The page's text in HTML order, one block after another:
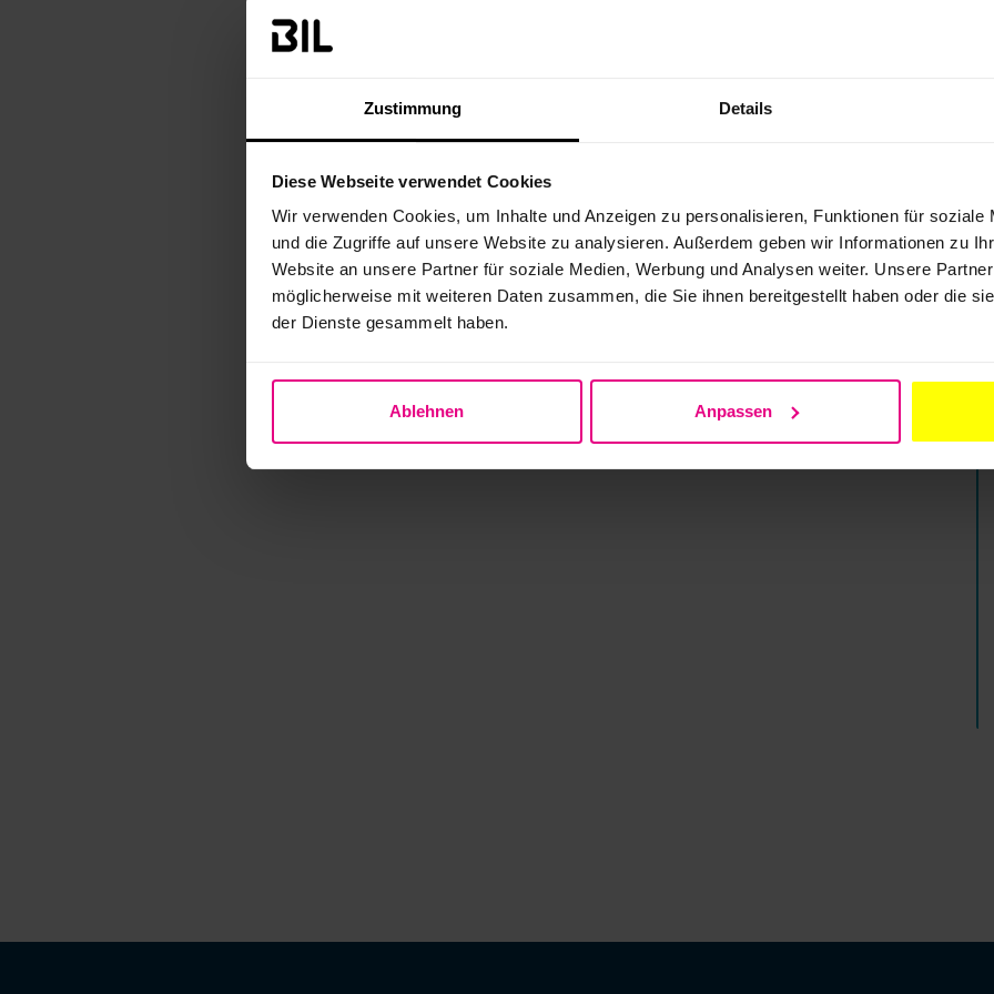
Zustimmung Details
Diese Webseite verwendet Cookies
Wir verwenden Cookies, um Inhalte und Anzeigen zu personalisieren, Funktionen für soziale
und die Zugriffe auf unsere Website zu analysieren. Außerdem geben wir Informationen zu
Website an unsere Partner für soziale Medien, Werbung und Analysen weiter. Unsere
möglicherweise mit weiteren Daten zusammen, die Sie ihnen bereitgestellt haben oder die
der Dienste gesammelt haben.
Ablehnen Anpassen